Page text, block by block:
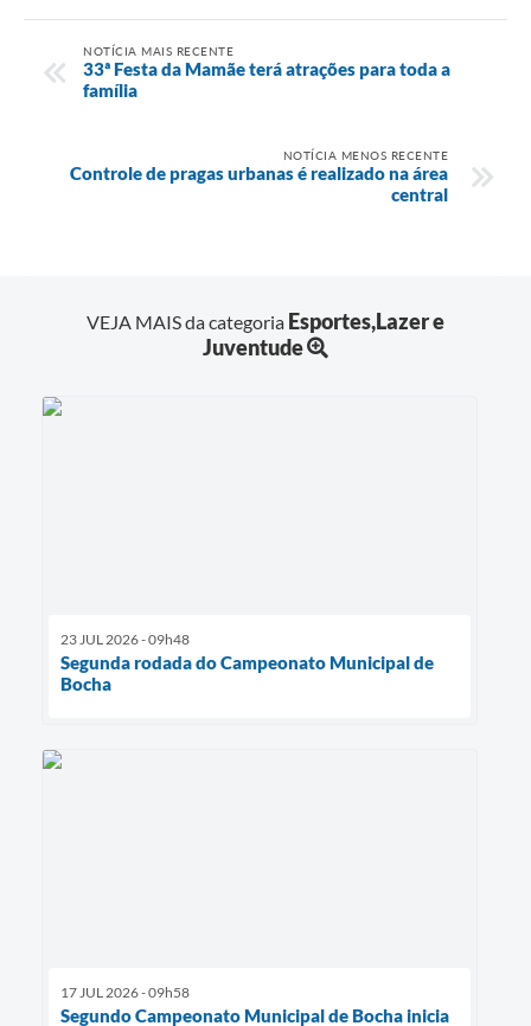
NOTÍCIA MAIS RECENTE
33ª Festa da Mamãe terá atrações para toda a
família
NOTÍCIA MENOS RECENTE
Controle de pragas urbanas é realizado na área
central
VEJA MAIS da categoria Esportes,Lazer e
Juventude
23 JUL 2026 - 09h48
Segunda rodada do Campeonato Municipal de
Bocha
17 JUL 2026 - 09h58
Segundo Campeonato Municipal de Bocha inicia